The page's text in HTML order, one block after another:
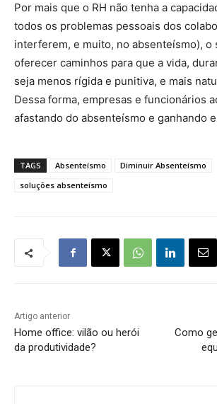
Por mais que o RH não tenha a
todos os problemas pessoais dos
interferem, e muito, no absenteísmo), o
oferecer caminhos para que a vida,
seja menos rígida e punitiva, e mais
Dessa forma, empresas e funcionários
afastando do absenteísmo e ganhando
TAGS Absenteísmo
Diminuir Absenteísmo
soluções absenteísmo
Artigo anterior
Home office: vilão ou herói
da produtividade?
Como